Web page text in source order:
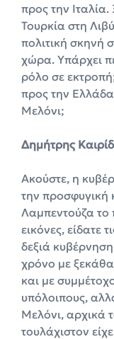
προς την Ιταλία.
Τουρκία στη
πολιτική σκηνή
χώρα. Υπάρχει
ρόλο σε
προς την
Μελόνι;
Δημήτρης
Ακούστε, η
την προσφυγική
Λαμπεντούζα το
εικόνες, είδατε
δεξιά
χρόνο με
και με
υπόλοιπους,
Μελόνι, αρχικά
τουλάχιστον